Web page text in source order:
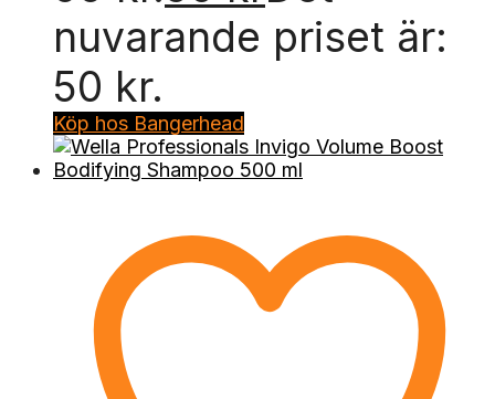
nuvarande priset är:
50 kr.
Köp hos Bangerhead